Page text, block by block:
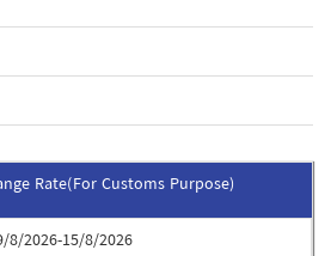
Rate(For Customs Purpose)
8/2026-15/8/2026